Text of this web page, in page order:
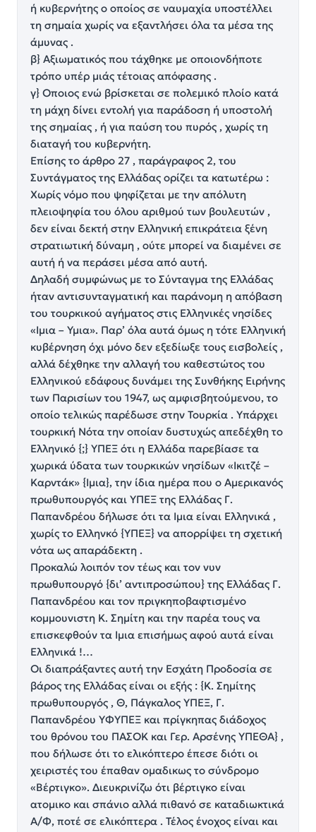
ή κυβερνήτης ο οποίος σε ναυμαχία υποστέλλει
τη σημαία χωρίς να εξαντλήσει όλα τα μέσα της
άμυνας .
β} Αξιωματικός που τάχθηκε με οποιονδήποτε
τρόπο υπέρ μιάς τέτοιας απόφασης .
γ} Οποιος ενώ βρίσκεται σε πολεμικό πλοίο κατά
τη μάχη δίνει εντολή για παράδοση ή υποστολή
της σημαίας , ή για παύση του πυρός , χωρίς τη
διαταγή του κυβερνήτη.
Επίσης το άρθρο 27 , παράγραφος 2, του
Συντάγματος της Ελλάδας ορίζει τα κατωτέρω :
Χωρίς νόμο που ψηφίζεται με την απόλυτη
πλειοψηφία του όλου αριθμού των βουλευτών ,
δεν είναι δεκτή στην Ελληνική επικράτεια ξένη
στρατιωτική δύναμη , ούτε μπορεί να διαμένει σε
αυτή ή να περάσει μέσα από αυτή.
Δηλαδή συμφώνως με το Σύνταγμα της Ελλάδας
ήταν αντισυνταγματική και παράνομη η απόβαση
του τουρκικού αγήματος στις Ελληνικές νησίδες
«Ιμια – Υμια». Παρ’ όλα αυτά όμως η τότε Ελληνική
κυβέρνηση όχι μόνο δεν εξεδίωξε τους εισβολείς ,
αλλά δέχθηκε την αλλαγή του καθεστώτος του
Ελληνικού εδάφους δυνάμει της Συνθήκης Ειρήνης
των Παρισίων του 1947, ως αμφισβητούμενου, το
οποίο τελικώς παρέδωσε στην Τουρκία . Υπάρχει
τουρκική Νότα την οποίαν δυστυχώς απεδέχθη το
Ελληνικό {;} ΥΠΕΞ ότι η Ελλάδα παρεβίασε τα
χωρικά ύδατα των τουρκικών νησίδων «Ικιτζέ –
Καρντάκ» {Ιμια}, την ίδια ημέρα που ο Αμερικανός
πρωθυπουργός και ΥΠΕΞ της Ελλάδας Γ.
Παπανδρέου δήλωσε ότι τα Ιμια είναι Ελληνικά ,
χωρίς το Ελληνκό {ΥΠΕΞ} να απορρίψει τη σχετική
νότα ως απαράδεκτη .
Προκαλώ λοιπόν τον τέως και τον νυν
πρωθυπουργό {δι’ αντιπροσώπου} της Ελλάδας Γ.
Παπανδρέου και τον πριγκηποβαφτισμένο
κομμουνιστη Κ. Σημίτη και την παρέα τους να
επισκεφθούν τα Ιμια επισήμως αφού αυτά είναι
Ελληνικά !…
Οι διαπράξαντες αυτή την Εσχάτη Προδοσία σε
βάρος της Ελλάδας είναι οι εξής : {Κ. Σημίτης
πρωθυπουργός , Θ, Πάγκαλος ΥΠΕΞ, Γ.
Παπανδρέου ΥΦΥΠΕΞ και πρίγκηπας διάδοχος
του θρόνου του ΠΑΣΟΚ και Γερ. Αρσένης ΥΠΕΘΑ} ,
που δήλωσε ότι το ελικόπτερο έπεσε διότι οι
χειριστές του έπαθαν ομαδικως το σύνδρομο
«Βέρτιγκο». Διευκρινίζω ότι βέρτιγκο είναι
ατομικο και σπάνιο αλλά πιθανό σε καταδιωκτικά
Α/Φ, ποτέ σε ελικόπτερα . Τέλος ένοχος είναι και